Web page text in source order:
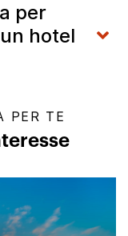
per
hotel
PER TE